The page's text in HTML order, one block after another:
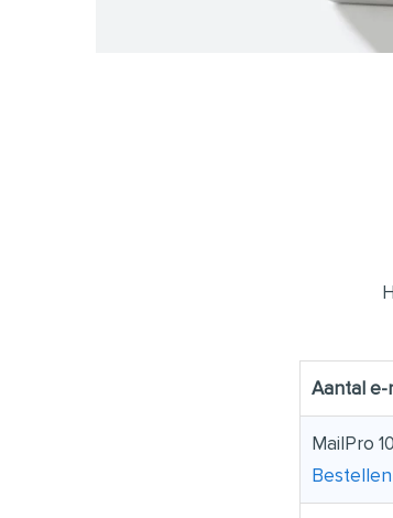
Aantal e-
MailPro
Bestellen